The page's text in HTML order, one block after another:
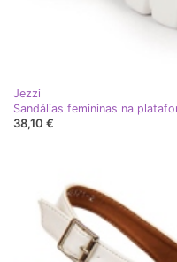
Jezzi
Sandálias femininas na
38,10 €